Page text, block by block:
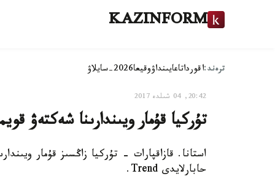
KAZINFORM
ترەند:اقورداتاعايىنداۋوقيعا2026-سايلاۋ
20:42, 04 شىلدە 2017
تۇركيا قۇمار ويىندارىنا شەكتەۋ
استانا. قازاقپارات - تۇركيا زاڭسىز قۇمار
حابارلايدى Trend.